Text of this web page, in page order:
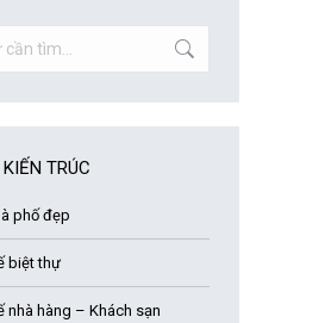
TRÚC
phố đẹp
biệt thự
nhà hàng – Khách sạn